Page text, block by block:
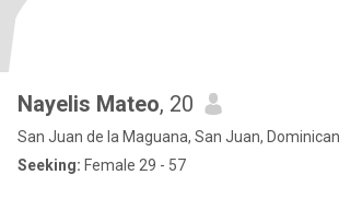
Nayelis Mateo, 20
San Juan de la Maguana, San Juan,
Seeking: Female 29 - 57